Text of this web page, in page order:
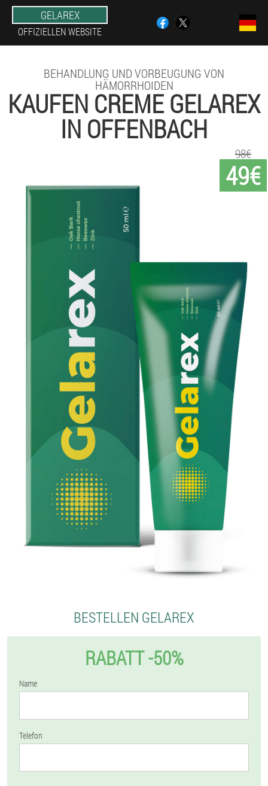
GELAREX
OFFIZIELLEN WEBSITE
BEHANDLUNG UND VORBEUGUNG VON
HÄMORRHOIDEN
KAUFEN CREME GELAREX
IN OFFENBACH
49€
98€
BESTELLEN GELAREX
RABATT -50%
Name
Telefon